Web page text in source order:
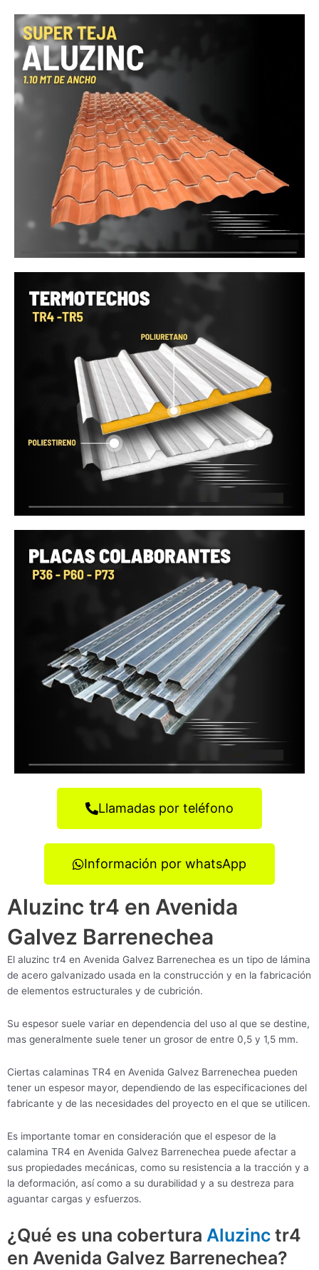
Llamadas por teléfono
Información por whatsApp
Aluzinc tr4 en Avenida
Galvez Barrenechea
El aluzinc tr4 en Avenida Galvez Barrenechea es un tipo de lámina
de acero galvanizado usada en la construcción y en la fabricación
de elementos estructurales y de cubrición.
Su espesor suele variar en dependencia del uso al que se destine,
mas generalmente suele tener un grosor de entre 0,5 y 1,5 mm.
Ciertas calaminas TR4 en Avenida Galvez Barrenechea pueden
tener un espesor mayor, dependiendo de las especificaciones del
fabricante y de las necesidades del proyecto en el que se utilicen.
Es importante tomar en consideración que el espesor de la
calamina TR4 en Avenida Galvez Barrenechea puede afectar a
sus propiedades mecánicas, como su resistencia a la tracción y a
la deformación, así como a su durabilidad y a su destreza para
aguantar cargas y esfuerzos.
¿Qué es una cobertura Aluzinc tr4
en Avenida Galvez Barrenechea?